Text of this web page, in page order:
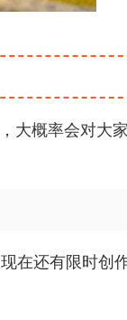
大概率会对大
在还有限时创